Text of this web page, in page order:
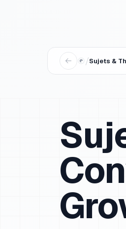
/Sujets &